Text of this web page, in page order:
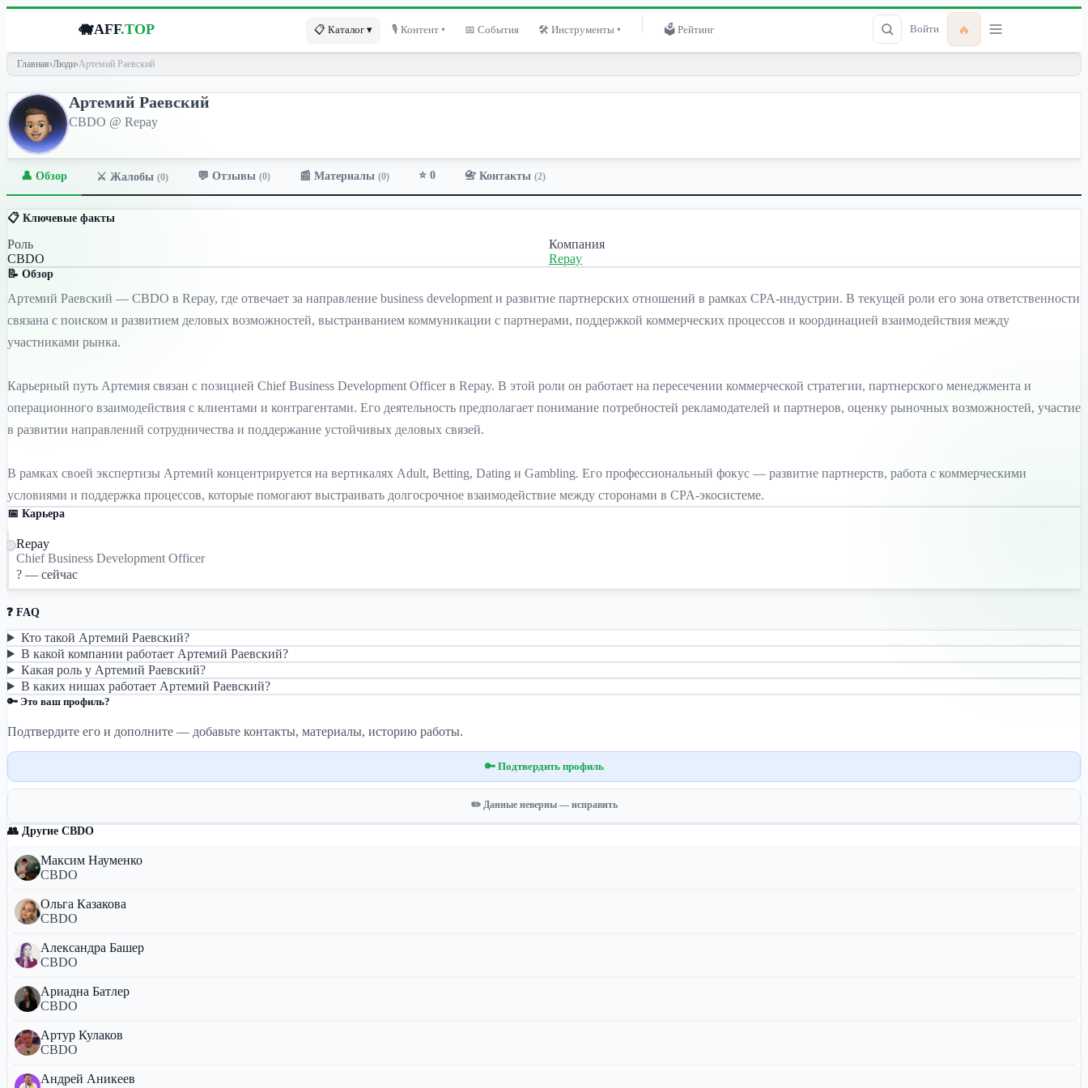
🐗AFF.TOP 📋 Каталог ▾ 🎙 Контент ▾ 📅 События 🛠 Инструменты ▾ 🗳 Рейтинг Войти 🔥
Главная›Люди›Артемий Раевский
Артемий Раевский
CBDO @ Repay
👤 Обзор ⚔️ Жалобы (0) 💬 Отзывы (0) 📰 Материалы (0) ⭐ 0 📇 Контакты (2)
📋 Ключевые факты
Роль
CBDO
Компания
Repay
📝 Обзор
Артемий Раевский — CBDO в Repay, где отвечает за направление business development и развитие партнерских отношений в рамках CPA-индустрии. В текущей роли его зона ответственности
связана с поиском и развитием деловых возможностей, выстраиванием коммуникации с партнерами, поддержкой коммерческих процессов и координацией взаимодействия между
участниками рынка.
Карьерный путь Артемия связан с позицией Chief Business Development Officer в Repay. В этой роли он работает на пересечении коммерческой стратегии, партнерского менеджмента и
операционного взаимодействия с клиентами и контрагентами. Его деятельность предполагает понимание потребностей рекламодателей и партнеров, оценку рыночных возможностей, участие
в развитии направлений сотрудничества и поддержание устойчивых деловых связей.
В рамках своей экспертизы Артемий концентрируется на вертикалях Adult, Betting, Dating и Gambling. Его профессиональный фокус — развитие партнерств, работа с коммерческими
условиями и поддержка процессов, которые помогают выстраивать долгосрочное взаимодействие между сторонами в CPA-экосистеме.
📅 Карьера
Repay
Chief Business Development Officer
? — сейчас
❓ FAQ
Кто такой Артемий Раевский?
В какой компании работает Артемий Раевский?
Какая роль у Артемий Раевский?
В каких нишах работает Артемий Раевский?
🔑 Это ваш профиль?
Подтвердите его и дополните — добавьте контакты, материалы, историю работы.
🔑 Подтвердить профиль
✏️ Данные неверны — исправить
👥 Другие CBDO
Максим Науменко
CBDO
Ольга Казакова
CBDO
Александра Башер
CBDO
Ариадна Батлер
CBDO
Артур Кулаков
CBDO
Андрей Аникеев